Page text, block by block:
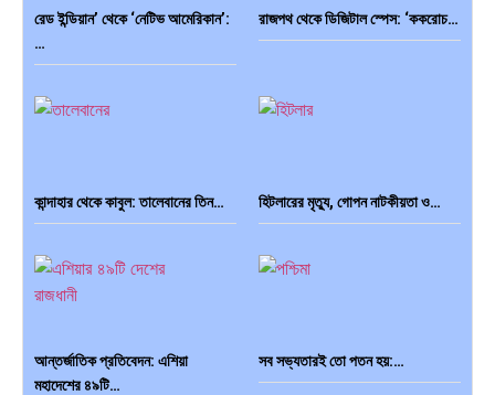
রেড ইন্ডিয়ান’ থেকে ‘নেটিভ আমেরিকান’:
…
রাজপথ থেকে ডিজিটাল স্পেস: ‘ককরোচ…
কান্দাহার থেকে কাবুল: তালেবানের তিন… হিটলারের মৃত্যু, গোপন নাটকীয়তা ও…
আন্তর্জাতিক প্রতিবেদন: এশিয়া
মহাদেশের ৪৯টি…
সব সভ্যতারই তো পতন হয়:…